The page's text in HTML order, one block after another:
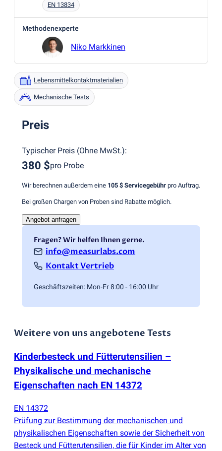
EN 13834
Methodenexperte
Niko Markkinen
Lebensmittelkontaktmaterialien
Mechanische Tests
Preis
Typischer Preis (Ohne MwSt.):
380 $pro Probe
Wir berechnen außerdem eine 105 $ Servicegebühr pro Auftrag.
Bei großen Chargen von Proben sind Rabatte möglich.
Angebot anfragen
Fragen? Wir helfen Ihnen gerne.
info@measurlabs.com
Kontakt Vertrieb
Geschäftszeiten: Mon-Fr 8:00 - 16:00 Uhr
Weitere von uns angebotene Tests
Kinderbesteck und Fütterutensilien –
Physikalische und mechanische
Eigenschaften nach EN 14372
EN 14372
Prüfung zur Bestimmung der mechanischen und
physikalischen Eigenschaften sowie der Sicherheit von
Besteck und Fütterutensilien, die für Kinder im Alter von